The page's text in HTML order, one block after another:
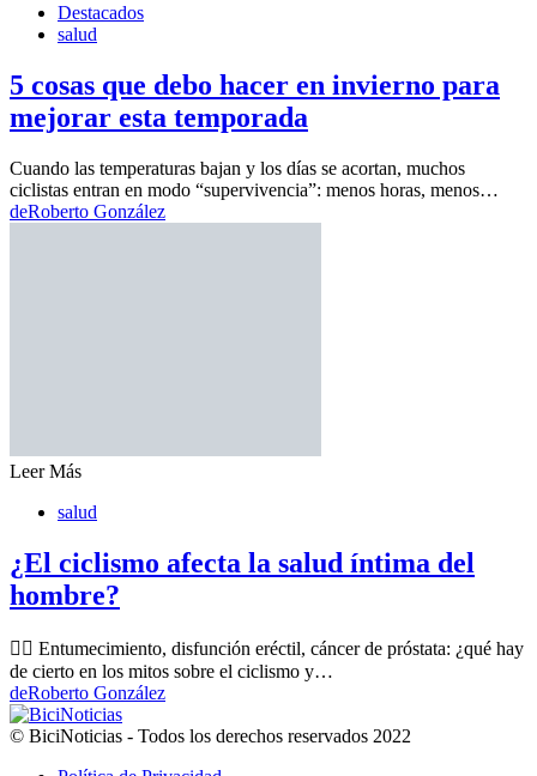
Destacados
salud
5 cosas que debo hacer en invierno para
mejorar esta temporada
Cuando las temperaturas bajan y los días se acortan, muchos
ciclistas entran en modo “supervivencia”: menos horas, menos…
deRoberto González
Leer Más
salud
¿El ciclismo afecta la salud íntima del
hombre?
🚴‍♂️ Entumecimiento, disfunción eréctil, cáncer de próstata: ¿qué hay
de cierto en los mitos sobre el ciclismo y…
deRoberto González
© BiciNoticias - Todos los derechos reservados 2022